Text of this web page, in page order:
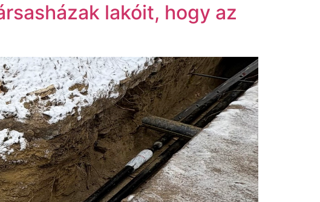
lakóit, hogy az